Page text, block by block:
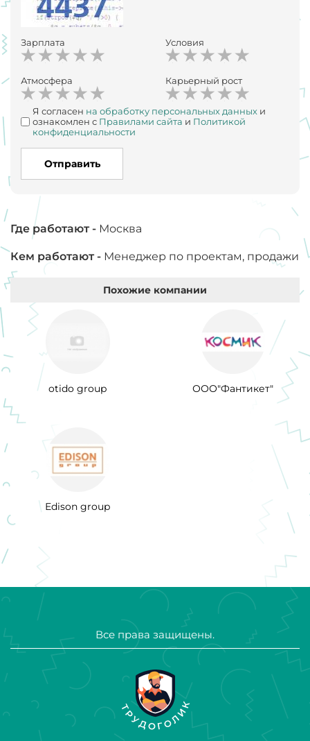
Зарплата Условия
Атмосфера Карьерный рост
Я согласен на обработку персональных данных и
ознакомлен с Правилами сайта и Политикой
конфиденциальности
Отправить
Где работают - Москва
Кем работают - Менеджер по проектам, продажи
Похожие компании
otido group ООО"Фантикет"
Еdison group
Все права защищены.